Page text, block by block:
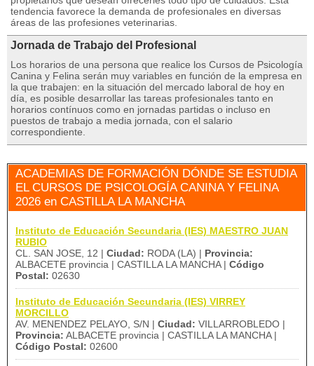
tendencia favorece la demanda de profesionales en diversas
áreas de las profesiones veterinarias.
Jornada de Trabajo del Profesional
Los horarios de una persona que realice los Cursos de Psicología
Canina y Felina serán muy variables en función de la empresa en
la que trabajen: en la situación del mercado laboral de hoy en
día, es posible desarrollar las tareas profesionales tanto en
horarios contínuos como en jornadas partidas o incluso en
puestos de trabajo a media jornada, con el salario
correspondiente.
ACADEMIAS DE FORMACIÓN DÓNDE SE ESTUDIA
EL CURSOS DE PSICOLOGÍA CANINA Y FELINA
2026 en CASTILLA LA MANCHA
Instituto de Educación Secundaria (IES) MAESTRO JUAN
RUBIO
CL. SAN JOSE, 12 | Ciudad: RODA (LA) | Provincia:
ALBACETE provincia | CASTILLA LA MANCHA | Código
Postal: 02630
Instituto de Educación Secundaria (IES) VIRREY
MORCILLO
AV. MENENDEZ PELAYO, S/N | Ciudad: VILLARROBLEDO |
Provincia: ALBACETE provincia | CASTILLA LA MANCHA |
Código Postal: 02600